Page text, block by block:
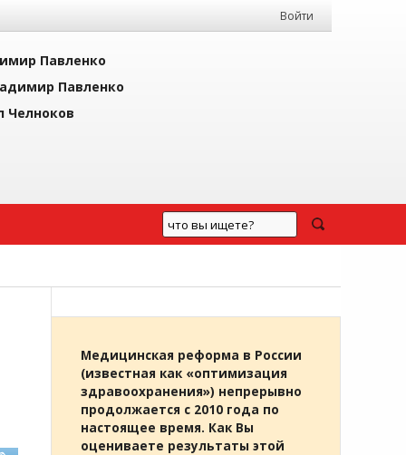
Войти
Павленко
Павленко
Челноков
Медицинская реформа в России
(известная как «оптимизация
здравоохранения») непрерывно
продолжается с 2010 года по
настоящее время. Как Вы
оцениваете результаты этой